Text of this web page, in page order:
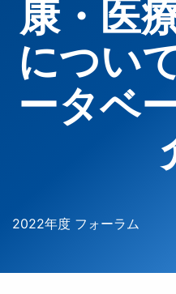
康・医
につい
ータベ
2022年度 フォーラム